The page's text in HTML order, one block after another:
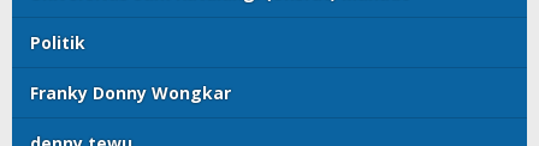
Politik
Franky Donny Wongkar